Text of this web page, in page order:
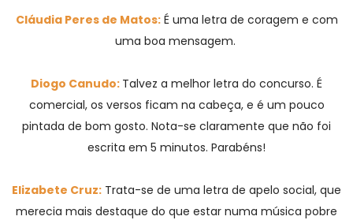
Cláudia Peres de Matos:É uma letra de coragem e com
uma boa mensagem.
Diogo Canudo: Talvez a melhor letra do concurso. É
comercial, os versos ficam na cabeça, e é um pouco
pintada de bom gosto. Nota-se claramente que não foi
escrita em 5 minutos. Parabéns!
Elizabete Cruz: Trata-se de uma letra de apelo social, que
merecia mais destaque do que estar numa música pobre